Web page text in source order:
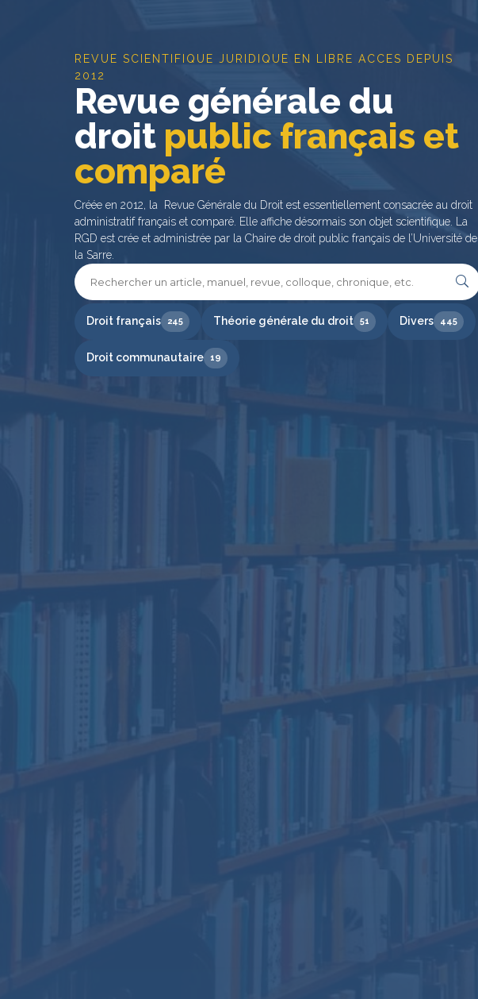
REVUE SCIENTIFIQUE JURIDIQUE EN LIBRE ACCES DEPUIS
2012
Revue générale du
droit public français et
comparé
Créée en 2012, la Revue Générale du Droit est essentiellement consacrée au droit
administratif français et comparé. Elle affiche désormais son objet scientifique. La
RGD est crée et administrée par la Chaire de droit public français de l’Université de
la Sarre.
Droit français 245 Théorie générale du droit 51 Divers 445
Droit communautaire 19